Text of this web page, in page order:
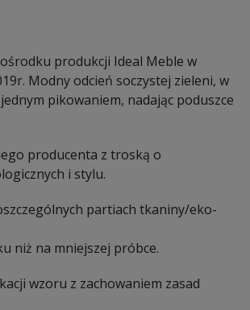
produkcji Ideal Meble w
Modny odcień soczystej zieleni, w
pikowaniem, nadając poduszce
producenta z troską o
i stylu.
partiach tkaniny/eko-
niż na mniejszej próbce.
wzoru z zachowaniem zasad